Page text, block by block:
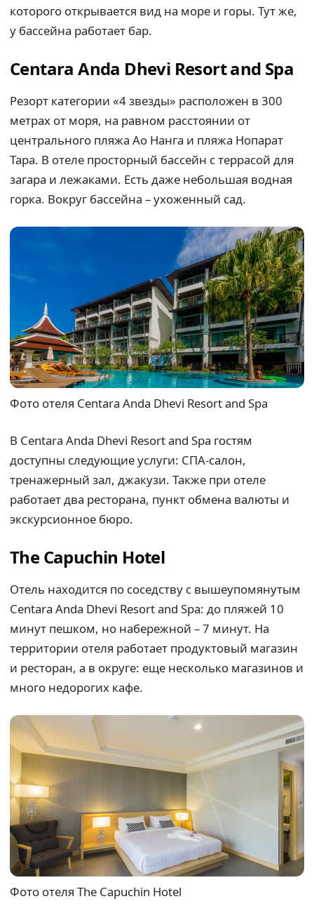
которого открывается вид на море и горы. Тут же,
у бассейна работает бар.
Centara Anda Dhevi Resort and Spa
Резорт категории «4 звезды» расположен в 300
метрах от моря, на равном расстоянии от
центрального пляжа Ао Нанга и пляжа Нопарат
Тара. В отеле просторный бассейн с террасой для
загара и лежаками. Есть даже небольшая водная
горка. Вокруг бассейна – ухоженный сад.
Фото отеля Centara Anda Dhevi Resort and Spa
В Centara Anda Dhevi Resort and Spa гостям
доступны следующие услуги: СПА-салон,
тренажерный зал, джакузи. Также при отеле
работает два ресторана, пункт обмена валюты и
экскурсионное бюро.
The Capuchin Hotel
Отель находится по соседству с вышеупомянутым
Centara Anda Dhevi Resort and Spa: до пляжей 10
минут пешком, но набережной – 7 минут. На
территории отеля работает продуктовый магазин
и ресторан, а в округе: еще несколько магазинов и
много недорогих кафе.
Фото отеля The Capuchin Hotel